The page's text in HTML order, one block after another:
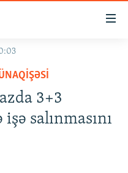
3+3
salınmasını